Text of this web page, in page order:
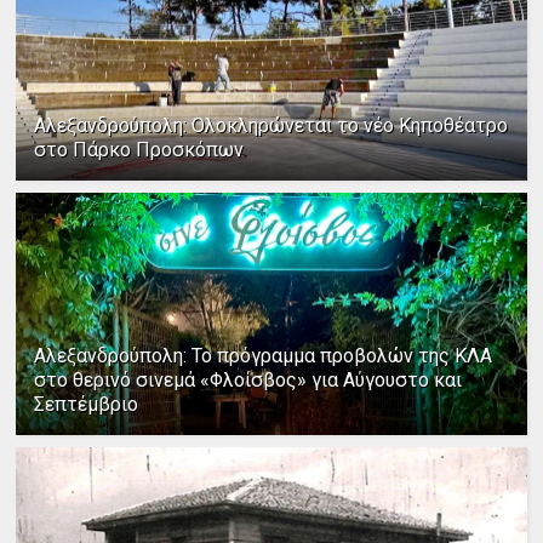
Αλεξανδρούπολη: Ολοκληρώνεται το νέο Κηποθέατρο
στο Πάρκο Προσκόπων
Αλεξανδρούπολη: Το πρόγραμμα προβολών της ΚΛΑ
στο θερινό σινεμά «Φλοίσβος» για Αύγουστο και
Σεπτέμβριο